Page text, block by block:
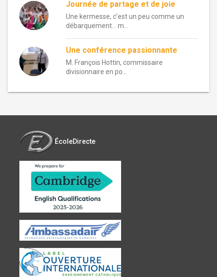
Journée de partage et de joie
Une kermesse, c’est un peu comme un
débarquement… m...
Une conférence passionnante
M. François Hottin, commissaire
divisionnaire en po...
ÉcoleDirecte